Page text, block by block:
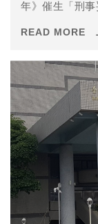
年》催生「刑事
READ MORE